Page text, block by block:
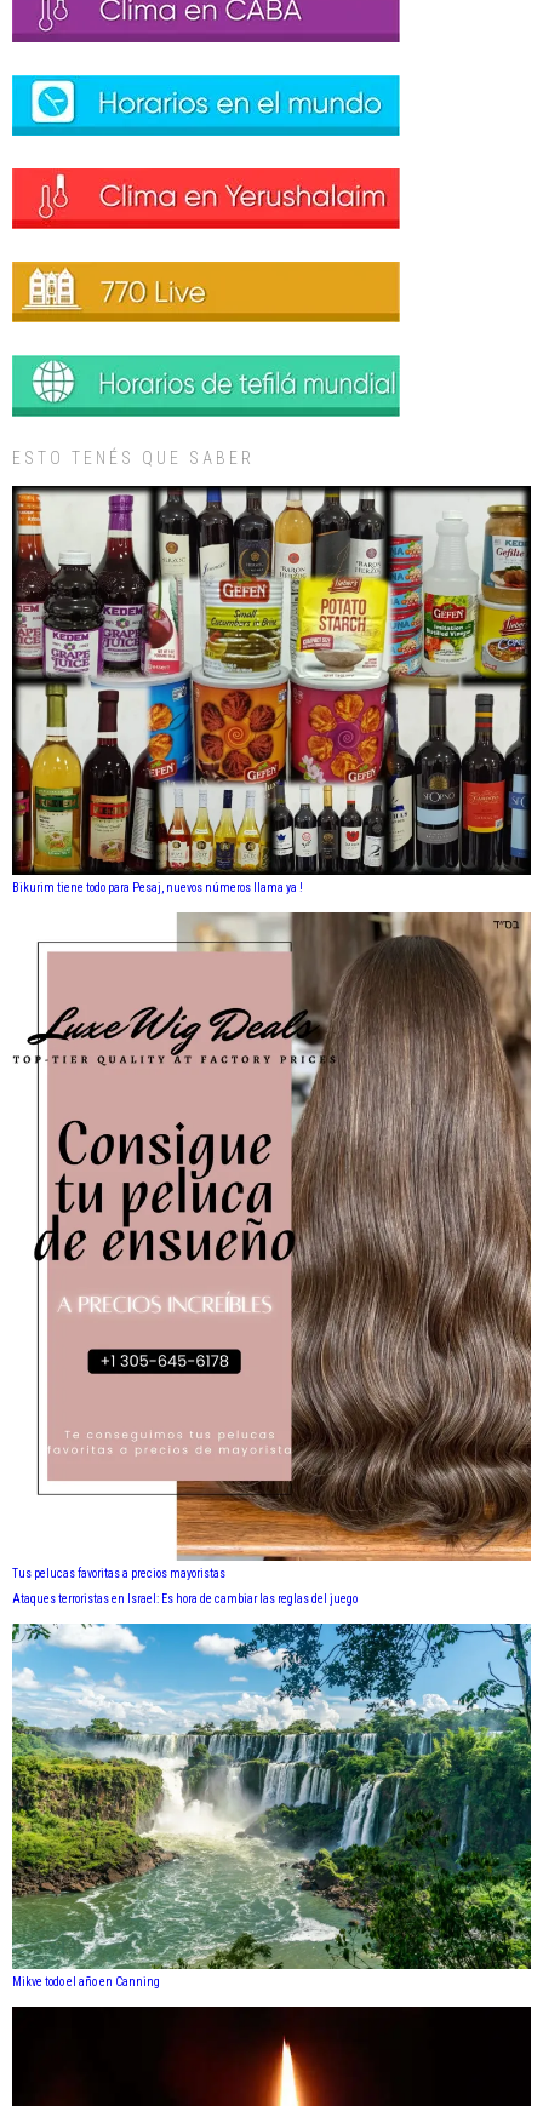
ESTO TENÉS QUE SABER
Bikurim tiene todo para Pesaj, nuevos números llama ya !
Tus pelucas favoritas a precios mayoristas
Ataques terroristas en Israel: Es hora de cambiar las reglas del juego
Mikve todo el año en Canning